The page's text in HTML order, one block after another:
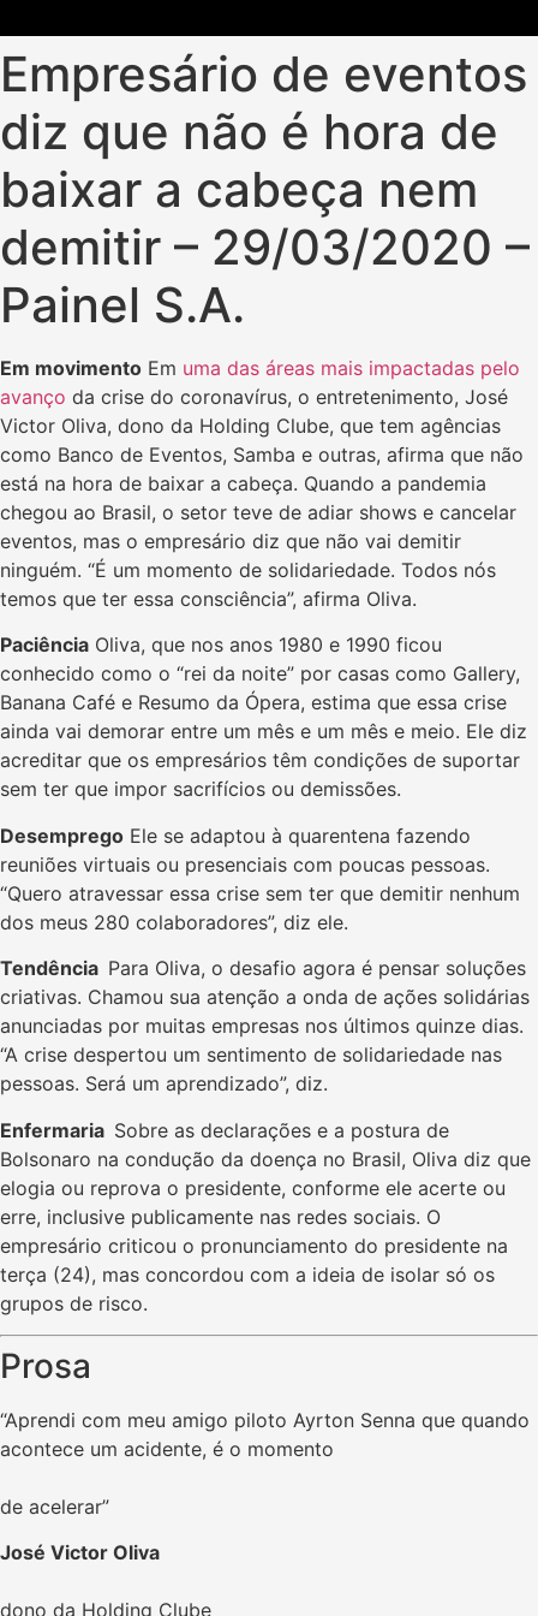
Empresário de eventos
diz que não é hora de
baixar a cabeça nem
demitir – 29/03/2020 –
Painel S.A.
Em movimento Em uma das áreas mais impactadas pelo
avanço da crise do coronavírus, o entretenimento, José
Victor Oliva, dono da Holding Clube, que tem agências
como Banco de Eventos, Samba e outras, afirma que não
está na hora de baixar a cabeça. Quando a pandemia
chegou ao Brasil, o setor teve de adiar shows e cancelar
eventos, mas o empresário diz que não vai demitir
ninguém. “É um momento de solidariedade. Todos nós
temos que ter essa consciência”, afirma Oliva.
Paciência Oliva, que nos anos 1980 e 1990 ficou
conhecido como o “rei da noite” por casas como Gallery,
Banana Café e Resumo da Ópera, estima que essa crise
ainda vai demorar entre um mês e um mês e meio. Ele diz
acreditar que os empresários têm condições de suportar
sem ter que impor sacrifícios ou demissões.
Desemprego Ele se adaptou à quarentena fazendo
reuniões virtuais ou presenciais com poucas pessoas.
“Quero atravessar essa crise sem ter que demitir nenhum
dos meus 280 colaboradores”, diz ele. ​
Tendência Para Oliva, o desafio agora é pensar soluções
criativas. Chamou sua atenção a onda de ações solidárias
anunciadas por muitas empresas nos últimos quinze dias.
“A crise despertou um sentimento de solidariedade nas
pessoas. Será um aprendizado”, diz.
Enfermaria Sobre as declarações e a postura de
Bolsonaro na condução da doença no Brasil, Oliva diz que
elogia ou reprova o presidente, conforme ele acerte ou
erre, inclusive publicamente nas redes sociais. O
empresário criticou o pronunciamento do presidente na
terça (24), mas concordou com a ideia de isolar só os
grupos de risco.
Prosa
“Aprendi com meu amigo piloto Ayrton Senna que quando
acontece um acidente, é o momento
de acelerar”
José Victor Oliva
dono da Holding Clube